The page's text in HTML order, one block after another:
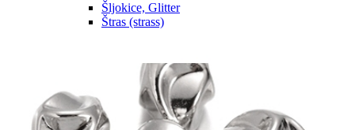
Šljokice, Glitter
Štras (strass)